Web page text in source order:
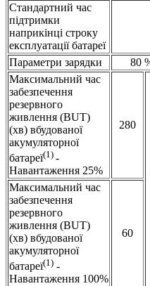
Стандартний час
підтримки
наприкінці строку
експлуатації батареї
Параметри зарядки
80
Максимальний час
забезпечення
резервного
живлення (BUT)
(хв) вбудованої
акумуляторної
батареї(1) -
Навантаження 25%
280
Максимальний час
забезпечення
резервного
живлення (BUT)
(хв) вбудованої
акумуляторної
батареї(1) -
Навантаження 100%
60